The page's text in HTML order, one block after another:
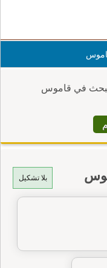
في قاموس
بلا تشكيل